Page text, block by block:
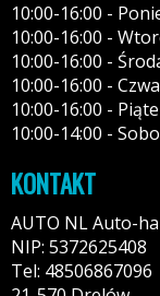
10:00-16:00 -
10:00-16:00 -
10:00-16:00 -
10:00-16:00 -
10:00-16:00 -
10:00-14:00 -
KONTAKT
AUTO NL Auto-
NIP: 5372625408
Tel: 48506867096